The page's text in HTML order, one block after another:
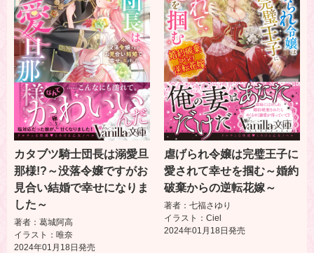
カタブツ騎士団長は溺愛旦
那様!?～没落令嬢ですがお
見合い結婚で幸せになりま
した～
著者：葛城阿高
イラスト：唯奈
2024年01月18日発売
虐げられ令嬢は完璧王子に
愛されて幸せを掴む～婚約
破棄からの逆転花嫁～
著者：七福さゆり
イラスト：Ciel
2024年01月18日発売